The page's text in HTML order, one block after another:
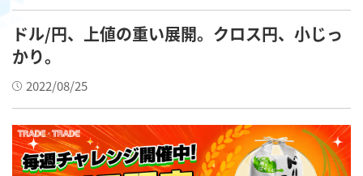
ドル/円、上値の重い展開。クロス円、小じっ
かり。
2022/08/25